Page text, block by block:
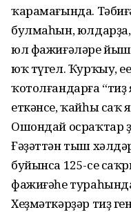
ҡарамағында.
булмаһын, юлдарҙа,
юл фажиғәләре йыш
юҡ түгел. Ҡурҡыу,
ҡотолғандарға
еткәнсе, ҡайһы саҡ
Ошондай осраҡтар
Ғәҙәттән тыш
буйынса 125-се
фажиғәһе
Хеҙмәткәрҙәр тиҙ